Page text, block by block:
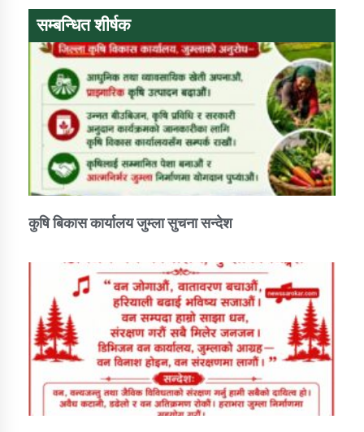
कर्णाली प्रविधि शिक्षालय जुम्लाको सुचना
कार्यक्रम कार्यान्वयन एकाई जुम्लाको सुचना
सम्बन्धित शीर्षक
कुषि बिकास कार्यालय जुम्ला सुचना सन्देश